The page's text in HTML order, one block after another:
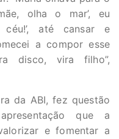
olha o mar’, eu
até cansar e
a compor esse
disco, vira filho”,
da ABI, fez questão
que a
e fomentar a